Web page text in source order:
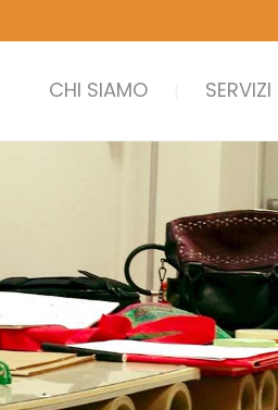
CHI SIAMO SERVIZI